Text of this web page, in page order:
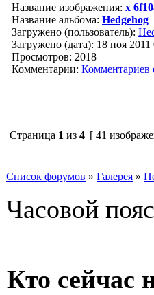
Название изображения: x
Название альбома: Hedgehog
Загружено (пользователь):
Загружено (дата): 18 ноя 2011
Просмотров: 2018
Комментарии: Комментариев
Страница 1 из 4 [ 41
Список форумов » Галерея »
Часовой
Кто сейчас